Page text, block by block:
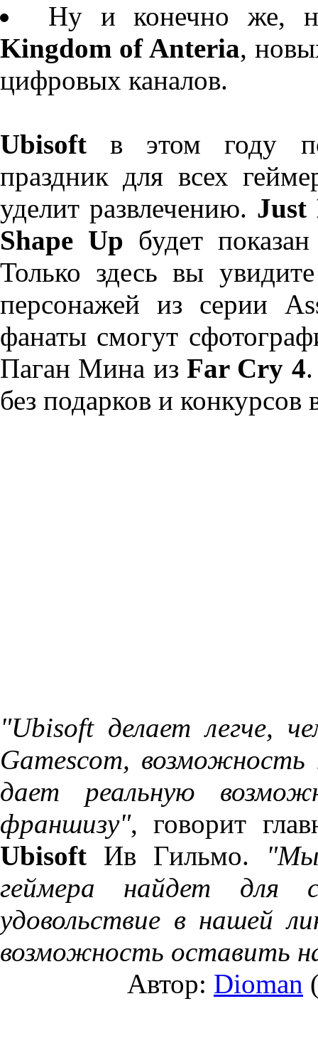
Ну и конечно же,
Kingdom of Anteria,
цифровых каналов.
Ubisoft в этом году
праздник для всех
уделит развлечению. Just
Shape Up будет
Только здесь вы
персонажей из серии
фанаты смогут
Паган Мина из Far Cry 4
без подарков и конкурсов
"Ubisoft делает легче,
Gamescom,
дает реальную
франшизу", говорит
Ubisoft Ив Гильмо.
геймера найдет для
удовольствие в нашей
возможность оставить
Автор: Dioman